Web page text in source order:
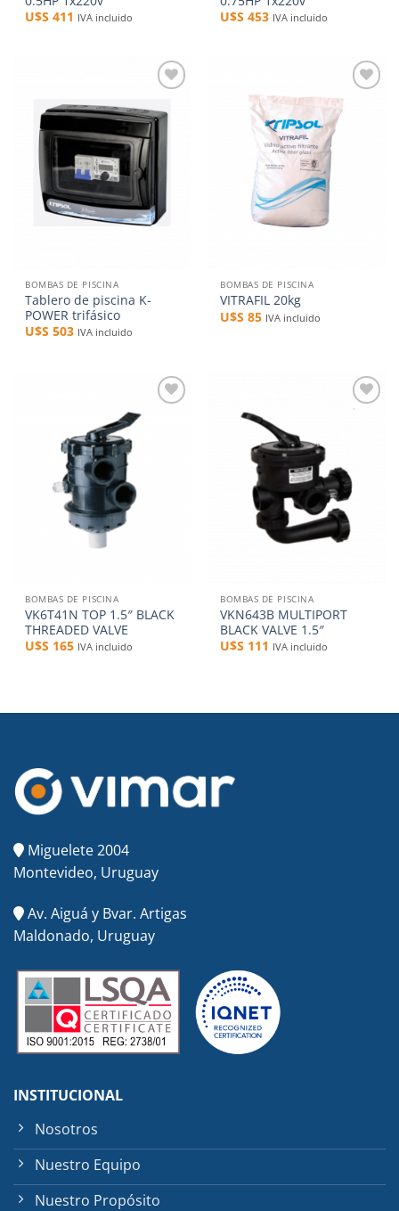
U$S411 IVA incluido
U$S453 IVA incluido
a la
lista de
deseos
BOMBAS DE PISCINA
Tablero de piscina K-
POWER trifásico
U$S503 IVA incluido
Añadir
BOMBAS DE PISCINA
VITRAFIL 20kg
U$S85 IVA incluido
BOMBAS DE PISCINA
VK6T41N TOP 1.5″ BLACK
THREADED VALVE
U$S 165 IVA incluido
BOMBAS DE PISCINA
VKN643B MULTIPORT
BLACK VALVE 1.5″
U$S 111 IVA incluido
Miguelete 2004
Montevideo, Uruguay
Av. Aiguá y Bvar. Artigas
Maldonado, Uruguay
INSTITUCIONAL
Nosotros
Nuestro Equipo
Nuestro Propósito